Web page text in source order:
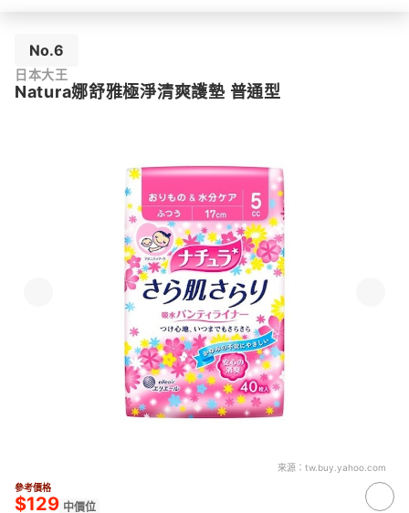
No.6
日本大王
Natura娜舒雅極淨清爽護墊 普通型
來源： tw.buy.yahoo.com
參考價格
$129 中價位